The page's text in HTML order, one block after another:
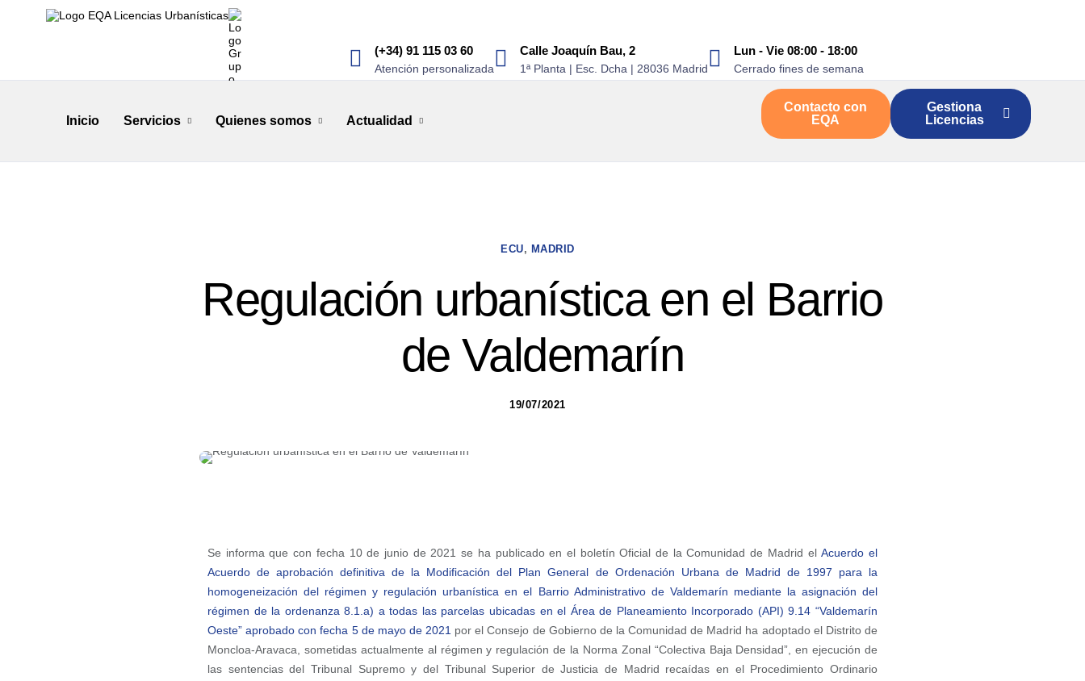
(+34) 91 115 03 60
Atención personalizada
Calle Joaquín Bau, 2
1ª Planta | Esc. Dcha | 28036 Madrid
Lun - Vie 08:00 - 18:00
Cerrado fines de semana
Inicio Servicios Quienes somos Actualidad
Contacto con
EQA
Gestiona
Licencias
ECU, MADRID
Regulación urbanística en el Barrio
de Valdemarín
19/07/2021
Se informa que con fecha 10 de junio de 2021 se ha publicado en el boletín Oficial de la Comunidad de Madrid elAcuerdo el
Acuerdo de aprobación definitiva de la Modificación del Plan General de Ordenación Urbana de Madrid de 1997 para la
homogeneización del régimen y regulación urbanística en el Barrio Administrativo de Valdemarín mediante la asignación del
régimen de la ordenanza 8.1.a) a todas las parcelas ubicadas en el Área de Planeamiento Incorporado (API) 9.14 “Valdemarín
Oeste” aprobado con fecha 5 de mayo de 2021 por el Consejo de Gobierno de la Comunidad de Madrid ha adoptado el Distrito de
Moncloa-Aravaca, sometidas actualmente al régimen y regulación de la Norma Zonal “Colectiva Baja Densidad”, en ejecución de
las sentencias del Tribunal Supremo y del Tribunal Superior de Justicia de Madrid recaídas en el Procedimiento Ordinario